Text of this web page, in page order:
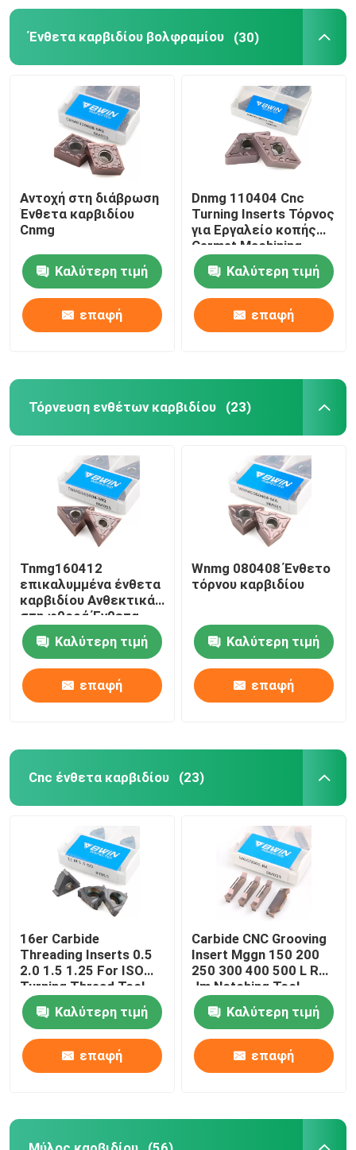
Καρβίδιο που περνά κλωστή στα ένθετα
U ένθετο τρυπανιού
Roughing End Mill
Μύλος με κλωστές
Chamfer End Mill
Τρυπάνια καρβιδίου βολφραμίου
Ένθετα καρβιδίου βολφραμίου (30)
Αντοχή στη διάβρωση
Ένθετα καρβιδίου
Cnmg
Καλύτερη τιμή
επαφή
Dnmg 110404 Cnc
Turning Inserts Τόρνος
για Εργαλείο κοπής
Cermet Machining
Καλύτερη τιμή
επαφή
Τόρνευση ενθέτων καρβιδίου (23)
Tnmg160412
επικαλυμμένα ένθετα
καρβιδίου Ανθεκτικά
στη φθορά Ένθετα
καρβιδίου μετάλλου
τόρνουΚαλύτερη τιμή
επαφή
Wnmg 080408 Ένθετο
τόρνου καρβιδίου
Καλύτερη τιμή
επαφή
Cnc ένθετα καρβιδίου (23)
16er Carbide
Threading Inserts 0.5
2.0 1.5 1.25 For ISO
Turning Thread Tool
Καλύτερη τιμή
επαφή
Carbide CNC Grooving
Insert Mggn 150 200
250 300 400 500 L R
Jm Notching Tool
Καλύτερη τιμή
επαφή